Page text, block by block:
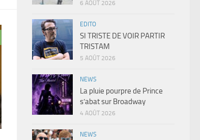
6 AOÛT 2026
EDITO
SI TRISTE DE VOIR PARTIR
TRISTAM
5 AOÛT 2026
NEWS
La pluie pourpre de Prince
s’abat sur Broadway
4 AOÛT 2026
NEWS